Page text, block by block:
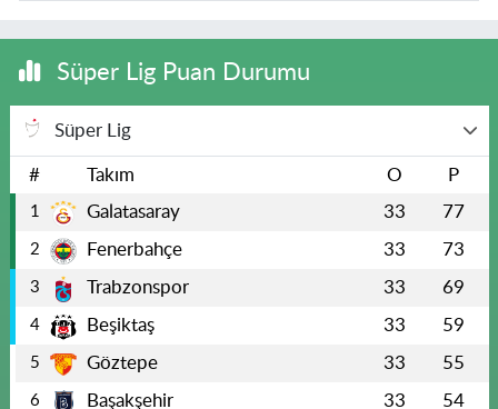
Süper Lig Puan Durumu
Süper Lig
# Takım O P
1 Galatasaray 33 77
2 Fenerbahçe 33 73
3 Trabzonspor 33 69
4 Beşiktaş 33 59
5 Göztepe 33 55
6 Başakşehir 33 54